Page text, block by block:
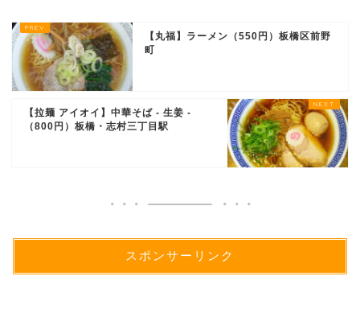
【丸福】ラーメン（550円）板橋区前野
町
【拉麺 アイオイ】中華そば - 生姜 -
（800円）板橋・志村三丁目駅
スポンサーリンク